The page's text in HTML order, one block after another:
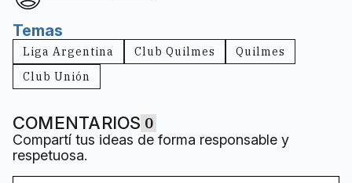
Temas
Liga Argentina Club Quilmes
Quilmes
Club Unión
COMENTARIOS 0
Compartí tus ideas de forma responsable y
respetuosa.